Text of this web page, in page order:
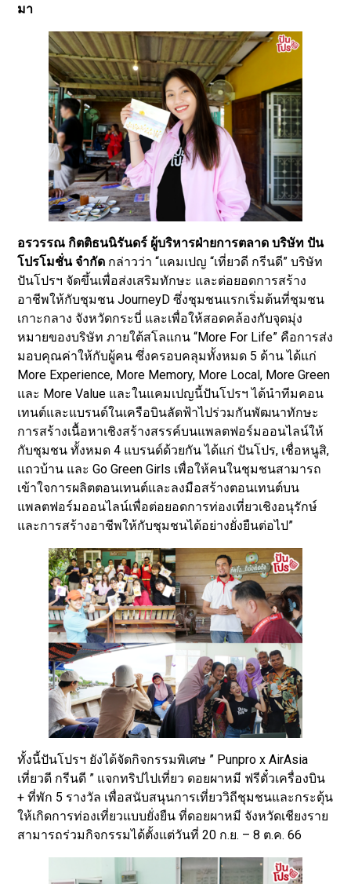
มา
อรวรรณ กิตติธนนิรันดร์ ผู้บริหารฝ่ายการตลาด บริษัท ปัน
โปรโมชั่น จำกัด กล่าวว่า “แคมเปญ “เที่ยวดี กรีนดี” บริษัท
ปันโปรฯ จัดขึ้นเพื่อส่งเสริมทักษะ และต่อยอดการสร้าง
อาชีพให้กับชุมชน JourneyD ซึ่งชุมชนแรกเริ่มต้นที่ชุมชน
เกาะกลาง จังหวัดกระบี่ และเพื่อให้สอดคล้องกับจุดมุ่ง
หมายของบริษัท ภายใต้สโลแกน “More For Life” คือการส่ง
มอบคุณค่าให้กับผู้คน ซึ่งครอบคลุมทั้งหมด 5 ด้าน ได้แก่
More Experience, More Memory, More Local, More Green
และ More Value และในแคมเปญนี้ปันโปรฯ ได้นำทีมคอน
เทนต์และแบรนด์ในเครือบินลัดฟ้าไปร่วมกันพัฒนาทักษะ
การสร้างเนื้อหาเชิงสร้างสรรค์บนแพลตฟอร์มออนไลน์ให้
กับชุมชน ทั้งหมด 4 แบรนด์ด้วยกัน ได้แก่ ปันโปร, เชื่อหนูสิ,
แถวบ้าน และ Go Green Girls เพื่อให้คนในชุมชนสามารถ
เข้าใจการผลิตตอนเทนต์และลงมือสร้างตอนเทนต์บน
แพลตฟอร์มออนไลน์เพื่อต่อยอดการท่องเที่ยวเชิงอนุรักษ์
และการสร้างอาชีพให้กับชุมชนได้อย่างยั่งยืนต่อไป”
ทั้งนี้ปันโปรฯ ยังได้จัดกิจกรรมพิเศษ ” Punpro x AirAsia
เที่ยวดี กรีนดี ” แจกทริปไปเที่ยว ดอยผาหมี ฟรีตั๋วเครื่องบิน
+ ที่พัก 5 รางวัล เพื่อสนับสนุนการเที่ยววิถีชุมชนและกระตุ้น
ให้เกิดการท่องเที่ยวแบบยั่งยืน ที่ดอยผาหมี จังหวัดเชียงราย
สามารถร่วมกิจกรรมได้ตั้งแต่วันที่ 20 ก.ย. – 8 ต.ค. 66